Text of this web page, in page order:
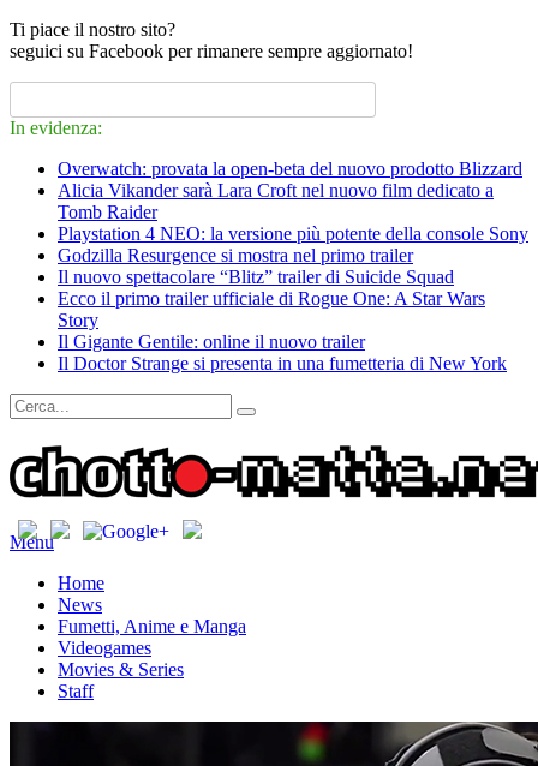
Ti piace il nostro sito?
seguici su Facebook per rimanere sempre aggiornato!
In evidenza:
Overwatch: provata la open-beta del nuovo prodotto Blizzard
Alicia Vikander sarà Lara Croft nel nuovo film dedicato a
Tomb Raider
Playstation 4 NEO: la versione più potente della console Sony
Godzilla Resurgence si mostra nel primo trailer
Il nuovo spettacolare “Blitz” trailer di Suicide Squad
Ecco il primo trailer ufficiale di Rogue One: A Star Wars
Story
Il Gigante Gentile: online il nuovo trailer
Il Doctor Strange si presenta in una fumetteria di New York
Menu
Home
News
Fumetti, Anime e Manga
Videogames
Movies & Series
Staff